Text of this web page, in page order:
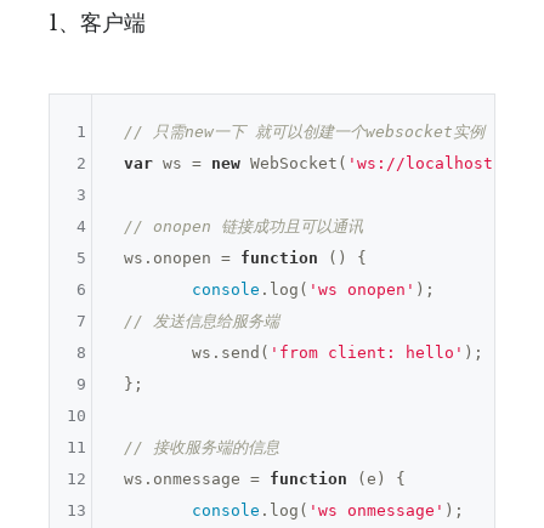
1、客户端
// 只需new一下 就可以创建一个websocket实例
var ws = new WebSocket( 'ws://
// onopen 链接成功且可以通讯
ws.onopen = function ()
{
console .log( 'ws onopen' );
// 发送信息给服务端
	ws.send(
'from client: hello' );
};
// 接收服务端的信息
ws.onmessage = function (e)
{
console .log( 'ws onmessage' );
1
2
3
4
5
6
7
8
9
10
11
12
13